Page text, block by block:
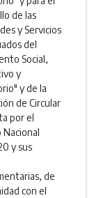
de las
y Servicios
del
Social,
y
y de la
de Circular
por el
y sus
de
con el